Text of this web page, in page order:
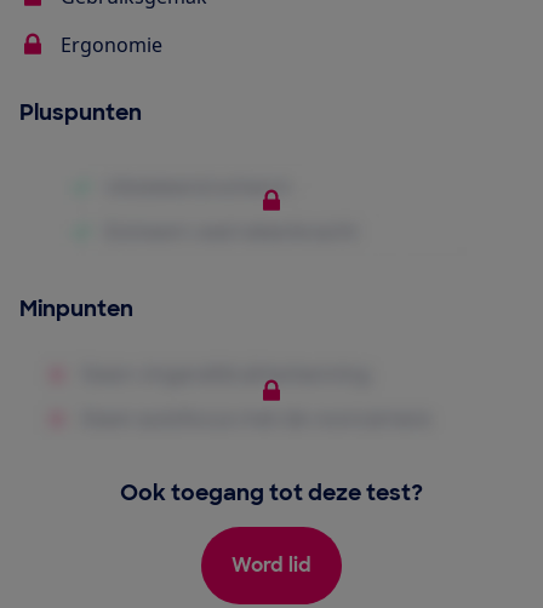
Ergonomie
Pluspunten
Minpunten
Ook toegang tot deze test?
Word lid